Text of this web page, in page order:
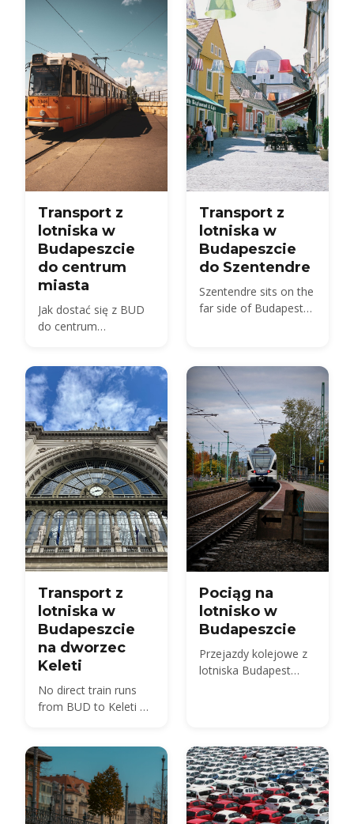
Transport z
lotniska w
Budapeszcie
do centrum
miasta
Jak dostać się z BUD
do centrum
autobusu, pociągu,
taksówki i transferu
wraz z cenami i
czasami przejazdu.
Transport z
lotniska w
Budapeszcie
do Szentendre
Szentendre sits on the
far side of Budapest
Here is every route,
with 2026 fares.
Transport z
lotniska w
Budapeszcie
na dworzec
Keleti
No direct train runs
from BUD to Keleti —
850 HUF budget route,
and 2026 taxi fares
under the new airport
surcharge.
Pociąg na
lotnisko w
Budapeszcie
Przejazdy kolejowe z
lotniska Budapest